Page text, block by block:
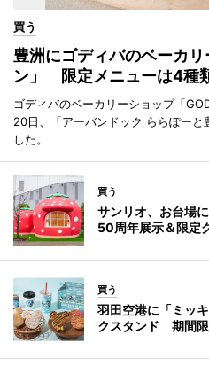
買う
豊洲にゴディバのベーカ
ン」 限定メニューは4種
ゴディバのベーカリーショップ「
20日、「アーバンドック ららぽー
した。
買う
サンリオ、お台場
50周年展示＆限定
買う
羽田空港に「ミッ
クスタンド 期間